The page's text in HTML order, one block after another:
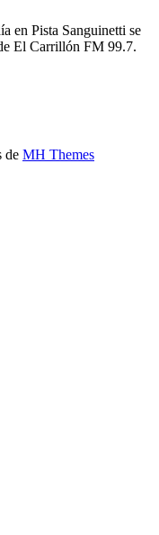
en Pista Sanguinetti se
El Carrillón FM 99.7.
de MH Themes